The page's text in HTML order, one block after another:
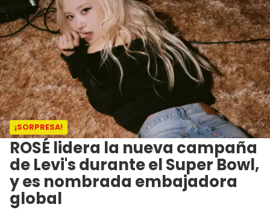
¡SORPRESA!
ROSÉ lidera la nueva campaña
de Levi's durante el Super Bowl,
y es nombrada embajadora
global